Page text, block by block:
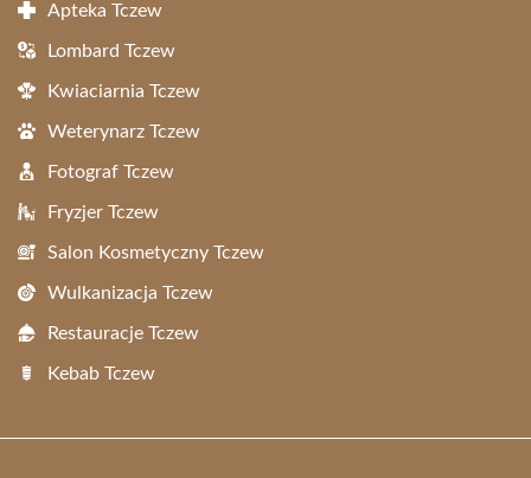
Apteka Tczew
Lombard Tczew
Kwiaciarnia Tczew
Weterynarz Tczew
Fotograf Tczew
Fryzjer Tczew
Salon Kosmetyczny Tczew
Wulkanizacja Tczew
Restauracje Tczew
Kebab Tczew